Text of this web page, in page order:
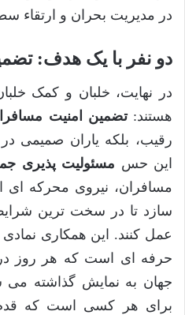
در مدیریت بحران و ارتقاء
دو نفر با یک هدف:
در نهایت، خلبان و کمک
هستند:تضمین امنیت
رقیب، بلکه یاران صمیمی
این حس مسئولیت پذیری
مسافران، نیروی محرکه
سازد تا در سخت ترین
عمل کنند. این همکاری
حرفه ای است که هر روز در
جهان به نمایش گذاشته می
برای هر کسی است که